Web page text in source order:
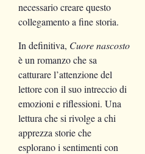
necessario creare questo
collegamento a fine storia.
In definitiva, Cuore nascosto
è un romanzo che sa
catturare l’attenzione del
lettore con il suo intreccio di
emozioni e riflessioni. Una
lettura che si rivolge a chi
apprezza storie che
esplorano i sentimenti con